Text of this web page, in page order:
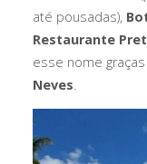
até pousadas),
Restaurante
esse nome graças
Neves.